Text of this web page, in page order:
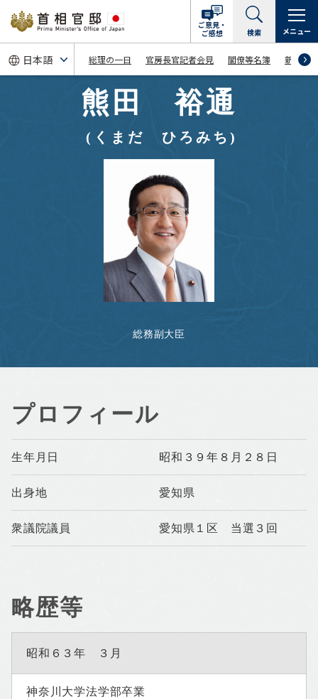
総理の一日 官房長官記者会見 閣僚等名簿 新着情報
ご意見・
ご感想
検索 メニュー
熊田 裕通
(くまだ ひろみち)
総務副大臣
プロフィール
生年月日 昭和３９年８月２８日
出身地 愛知県
衆議院議員 愛知県１区 当選３回
略歴等
昭和６３年 ３月
神奈川大学法学部卒業